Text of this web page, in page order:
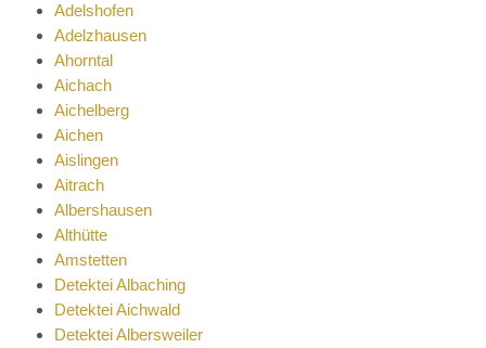
Adelshofen
Adelzhausen
Ahorntal
Aichach
Aichelberg
Aichen
Aislingen
Aitrach
Albershausen
Althütte
Amstetten
Detektei Albaching
Detektei Aichwald
Detektei Albersweiler